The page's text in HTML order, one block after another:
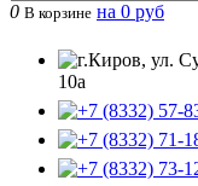
0 В корзине на 0 руб
10а